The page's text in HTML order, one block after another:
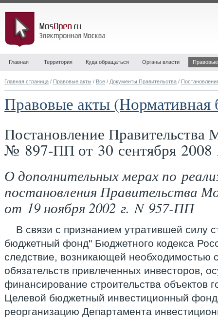
Главная Территория Куда обращаться Органы власти
Главная страница / Правовые акты / Все / Документы Правительства /
Правовые акты (Нормативная
Постановление Правительства
№ 897-ПП от 30 сентября 2008
О дополнительных мерах по
постановления Правительства
от 19 ноября 2002 г. N 957-ПП
В связи с признанием утратившей силу
бюджетный фонд" Бюджетного кодекса
следствие, возникающей необходимостью
обязательств привлеченных инвесторов,
финансирование строительства объектов
Целевой бюджетный инвестиционный
реорганизацию Департамента